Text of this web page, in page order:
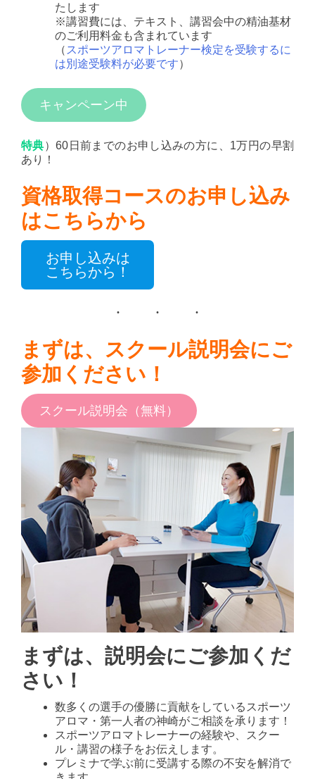
たします
※講習費には、テキスト、講習会中の精油基材
のご利用料金も含まれています
（ スポーツアロマトレーナー検定を受験するに
は別途受験料が必要です）
キャンペーン中
特典）60日前までのお申し込みの方に、1万円の早割
あり！
資格取得コースのお申し込み
はこちらから
お申し込みは
こちらから！
まずは、スクール説明会にご
参加ください！
スクール説明会（無料）
まずは、説明会にご参加くだ
さい！
数多くの選手の優勝に貢献をしているスポーツ
アロマ・第一人者の神崎がご相談を承ります！
スポーツアロマトレーナーの経験や、スクー
ル・講習の様子をお伝えします。
プレミナで学ぶ前に受講する際の不安を解消で